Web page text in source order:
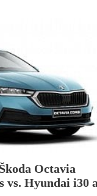
Octavia
vs. Hyundai i30